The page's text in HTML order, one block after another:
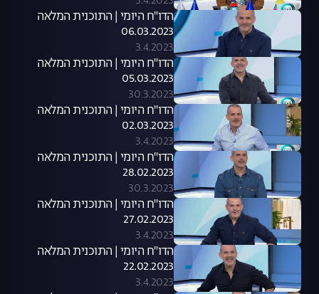
הדו"ח היומי | התוכנית המלאה
06.03.2023
3.4.2023
הדו"ח היומי | התוכנית המלאה
05.03.2023
30.3.2023
הדו"ח היומי | התוכנית המלאה
02.03.2023
3.4.2023
הדו"ח היומי | התוכנית המלאה
28.02.2023
30.3.2023
הדו"ח היומי | התוכנית המלאה
27.02.2023
3.4.2023
הדו"ח היומי | התוכנית המלאה
22.02.2023
3.4.2023